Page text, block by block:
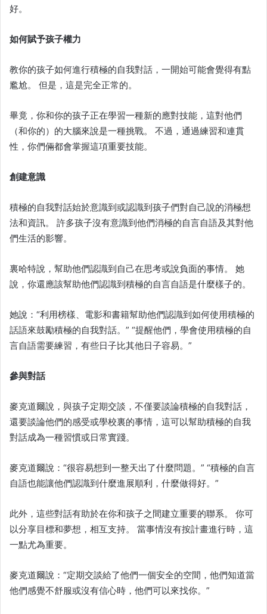
好。
如何賦予孩子權力
教你的孩子如何進行積極的自我對話，一開始可能會覺得有點
尷尬。 但是，這是完全正常的。
畢竟，你和你的孩子正在學習一種新的應對技能，這對他們
（和你的）的大腦來說是一種挑戰。 不過，通過練習和連貫
性，你們倆都會掌握這項重要技能。
創建意識
積極的自我對話始於意識到或認識到孩子們對自己說的消極想
法和資訊。 許多孩子沒有意識到他們消極的自言自語及其對他
們生活的影響。
裏哈特說，幫助他們認識到自己在思考或說負面的事情。 她
說，你還應該幫助他們認識到積極的自言自語是什麼樣子的。
她說：“利用榜樣、電影和書籍幫助他們認識到如何使用積極的
話語來鼓勵積極的自我對話。” “提醒他們，學會使用積極的自
言自語需要練習，有些日子比其他日子容易。”
參與對話
麥克道爾說，與孩子定期交談，不僅要談論積極的自我對話，
還要談論他們的感受或學校裏的事情，這可以幫助積極的自我
對話成為一種習慣或日常實踐。
麥克道爾說：“很容易想到一整天出了什麼問題。” “積極的自言
自語也能讓他們認識到什麼進展順利，什麼做得好。”
此外，這些對話有助於在你和孩子之間建立重要的聯系。 你可
以分享目標和夢想，相互支持。 當事情沒有按計畫進行時，這
一點尤為重要。
麥克道爾說：“定期交談給了他們一個安全的空間，他們知道當
他們感覺不舒服或沒有信心時，他們可以來找你。”